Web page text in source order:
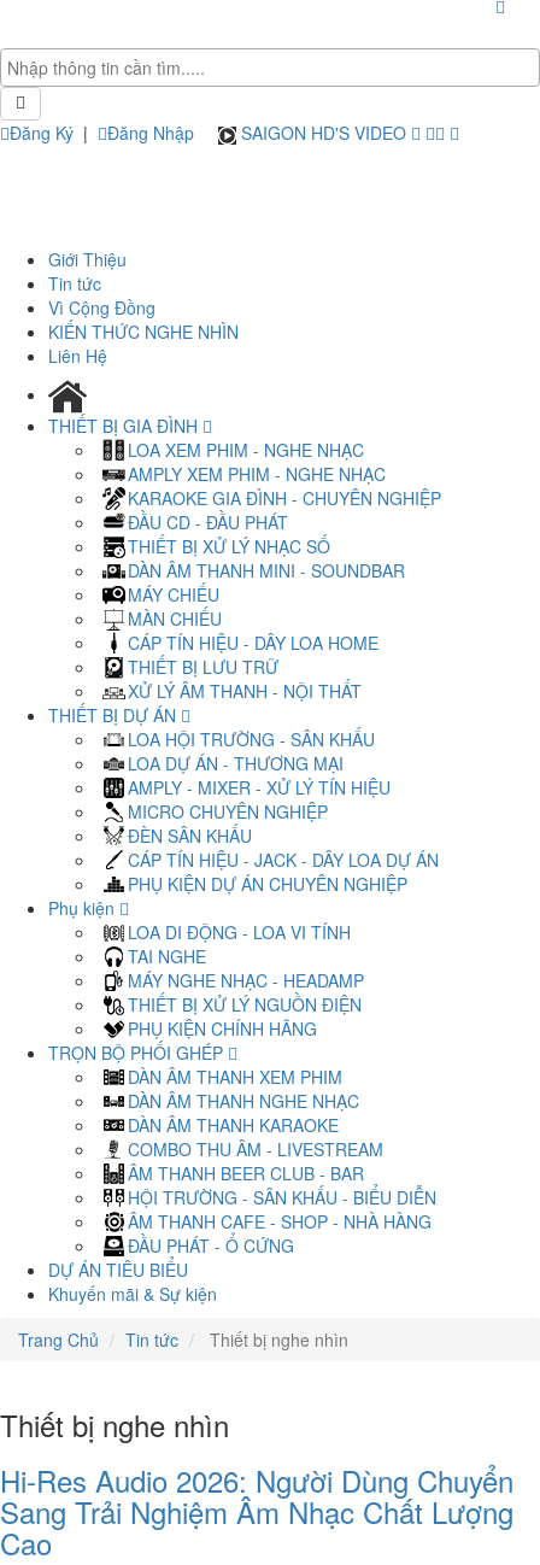
Đăng Ký | Đăng Nhập SAIGON HD'S VIDEO
Giới Thiệu
Tin tức
Vì Cộng Đồng
KIẾN THỨC NGHE NHÌN
Liên Hệ
THIẾT BỊ GIA ĐÌNH
LOA XEM PHIM - NGHE NHẠC
AMPLY XEM PHIM - NGHE NHẠC
KARAOKE GIA ĐÌNH - CHUYÊN NGHIỆP
ĐẦU CD - ĐẦU PHÁT
THIẾT BỊ XỬ LÝ NHẠC SỐ
DÀN ÂM THANH MINI - SOUNDBAR
MÁY CHIẾU
MÀN CHIẾU
CÁP TÍN HIỆU - DÂY LOA HOME
THIẾT BỊ LƯU TRỮ
XỬ LÝ ÂM THANH - NỘI THẤT
THIẾT BỊ DỰ ÁN
LOA HỘI TRƯỜNG - SÂN KHẤU
LOA DỰ ÁN - THƯƠNG MẠI
AMPLY - MIXER - XỬ LÝ TÍN HIỆU
MICRO CHUYÊN NGHIỆP
ĐÈN SÂN KHẤU
CÁP TÍN HIỆU - JACK - DÂY LOA DỰ ÁN
PHỤ KIỆN DỰ ÁN CHUYÊN NGHIỆP
Phụ kiện
LOA DI ĐỘNG - LOA VI TÍNH
TAI NGHE
MÁY NGHE NHẠC - HEADAMP
THIẾT BỊ XỬ LÝ NGUỒN ĐIỆN
PHỤ KIỆN CHÍNH HÃNG
TRỌN BỘ PHỐI GHÉP
DÀN ÂM THANH XEM PHIM
DÀN ÂM THANH NGHE NHẠC
DÀN ÂM THANH KARAOKE
COMBO THU ÂM - LIVESTREAM
ÂM THANH BEER CLUB - BAR
HỘI TRƯỜNG - SÂN KHẤU - BIỂU DIỄN
ÂM THANH CAFE - SHOP - NHÀ HÀNG
ĐẦU PHÁT - Ổ CỨNG
DỰ ÁN TIÊU BIỂU
Khuyến mãi & Sự kiện
Trang Chủ
Tin tức Thiết bị nghe nhìn
Thiết bị nghe nhìn
Hi-Res Audio 2026: Người Dùng Chuyển
Sang Trải Nghiệm Âm Nhạc Chất Lượng
Cao